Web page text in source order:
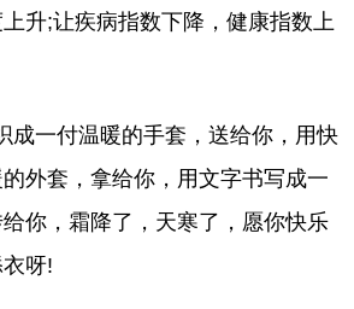
升;让疾病指数下降，健康指数上
成一付温暖的手套，送给你，用快
外套，拿给你，用文字书写成一
你，霜降了，天寒了，愿你快乐
呀!